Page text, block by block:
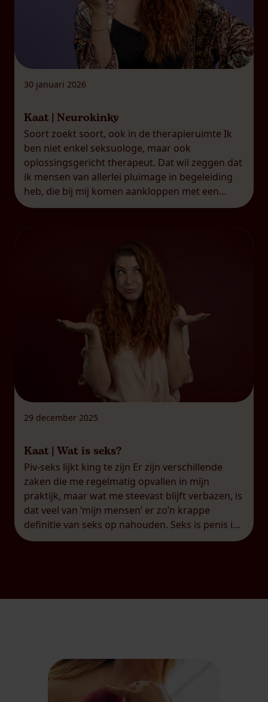
30 januari 2026
Kaat | Neurokinky
Soort zoekt soort, ook in de therapieruimte Ik
ben niet enkel seksuologe, maar ook
oplossingsgericht therapeut. Dat wil zeggen dat
ik mensen van allerlei pluimage in begeleiding
heb, die bij mij komen aankloppen met een
breed scala aan uitdagingen. Net dat maakt mijn
29 december 2025
Kaat | Wat is seks?
Piv-seks lijkt king te zijn Er zijn verschillende
zaken die me regelmatig opvallen in mijn
praktijk, maar wat me steevast blijft verbazen, is
dat veel van ‘mijn mensen’ er zo’n krappe
definitie van seks op nahouden. Seks is penis in
vagina. Punt uit. Er moet penetratie zijn, en liefst